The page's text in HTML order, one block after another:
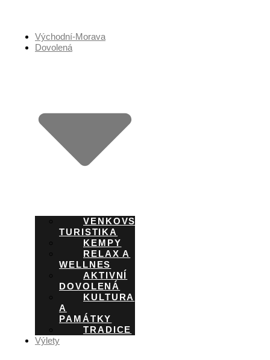
Východní-Morava
Dovolená
VENKOVSKÁ
TURISTIKA
KEMPY
RELAX A
WELLNES
AKTIVNÍ
DOVOLENÁ
KULTURA
A
PAMÁTKY
TRADICE
Výlety